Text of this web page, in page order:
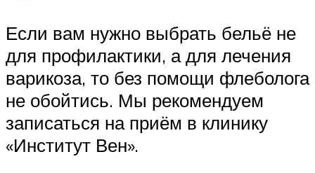
Если вам нужно выбрать бельё не
для профилактики, а для лечения
варикоза, то без помощи флеболога
не обойтись. Мы рекомендуем
записаться на приём в клинику
«Институт Вен».